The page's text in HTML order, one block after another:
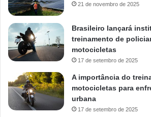
21 de novembro de 2025
Brasileiro lançará
treinamento de
motocicletas
17 de setembro de 2025
A importância do
motocicletas para
urbana
17 de setembro de 2025